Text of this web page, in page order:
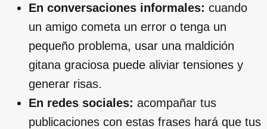
En conversaciones informales: cuando
un amigo cometa un error o tenga un
pequeño problema, usar una maldición
gitana graciosa puede aliviar tensiones y
generar risas.
En redes sociales: acompañar tus
publicaciones con estas frases hará que tus